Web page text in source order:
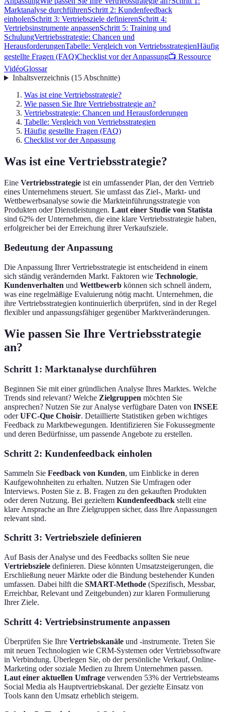
Marktanalyse durchführenSchritt 2: Kundenfeedback
einholenSchritt 3: Vertriebsziele definierenSchritt 4:
Vertriebsinstrumente anpassenSchritt 5: Training und
SchulungVertriebsstrategie: Chancen und
HerausforderungenTabelle: Vergleich von VertriebsstrategienHäufig
gestellte Fragen (FAQ)Checklist vor der Anpassung📺 Ressource
VidéoGlossar
Inhaltsverzeichnis(15Abschnitte)
Was ist eine Vertriebsstrategie?
Wie passen Sie Ihre Vertriebsstrategie an?
Vertriebsstrategie: Chancen und Herausforderungen
Tabelle: Vergleich von Vertriebsstrategien
Häufig gestellte Fragen (FAQ)
Checklist vor der Anpassung
Was ist eine Vertriebsstrategie?
Eine Vertriebsstrategie ist ein umfassender Plan, der den Vertrieb
eines Unternehmens steuert. Sie umfasst das Ziel-, Markt- und
Wettbewerbsanalyse sowie die Markteinführungsstrategie von
Produkten oder Dienstleistungen. Laut einer Studie von Statista
sind 62% der Unternehmen, die eine klare Vertriebsstrategie haben,
erfolgreicher bei der Erreichung ihrer Verkaufsziele.
Bedeutung der Anpassung
Die Anpassung Ihrer Vertriebsstrategie ist entscheidend in einem
sich ständig verändernden Markt. Faktoren wie Technologie,
Kundenverhalten und Wettbewerb können sich schnell ändern,
was eine regelmäßige Evaluierung nötig macht. Unternehmen, die
ihre Vertriebsstrategien kontinuierlich überprüfen, sind in der Regel
flexibler und anpassungsfähiger gegenüber Marktveränderungen.
Wie passen Sie Ihre Vertriebsstrategie
an?
Schritt 1: Marktanalyse durchführen
Beginnen Sie mit einer gründlichen Analyse Ihres Marktes. Welche
Trends sind relevant? Welche Zielgruppen möchten Sie
ansprechen? Nutzen Sie zur Analyse verfügbare Daten von INSEE
oderUFC-Que Choisir. Detaillierte Statistiken geben wichtiges
Feedback zu Marktbewegungen. Identifizieren Sie Fokussegmente
und deren Bedürfnisse, um passende Angebote zu erstellen.
Schritt 2: Kundenfeedback einholen
Sammeln Sie Feedback von Kunden, um Einblicke in deren
Kaufgewohnheiten zu erhalten. Nutzen Sie Umfragen oder
Interviews. Posten Sie z. B. Fragen zu den gekauften Produkten
oder deren Nutzung. Bei gezieltem Kundenfeedback stellt eine
klare Ansprache an Ihre Zielgruppen sicher, dass Ihre Anpassungen
relevant sind.
Schritt 3: Vertriebsziele definieren
Auf Basis der Analyse und des Feedbacks sollten Sie neue
Vertriebsziele definieren. Diese könnten Umsatzsteigerungen, die
Erschließung neuer Märkte oder die Bindung bestehender Kunden
umfassen. Dabei hilft die SMART-Methode (Spezifisch, Messbar,
Erreichbar, Relevant und Zeitgebunden) zur klaren Formulierung
Ihrer Ziele.
Schritt 4: Vertriebsinstrumente anpassen
Überprüfen Sie Ihre Vertriebskanäle und -instrumente. Treten Sie
mit neuen Technologien wie CRM-Systemen oder Vertriebssoftware
in Verbindung. Überlegen Sie, ob der persönliche Verkauf, Online-
Marketing oder soziale Medien zu Ihrem Unternehmen passen.
Laut einer aktuellen Umfrage verwenden 53% der Vertriebsteams
Social Media als Hauptvertriebskanal. Der gezielte Einsatz von
Tools kann den Umsatz erheblich steigern.